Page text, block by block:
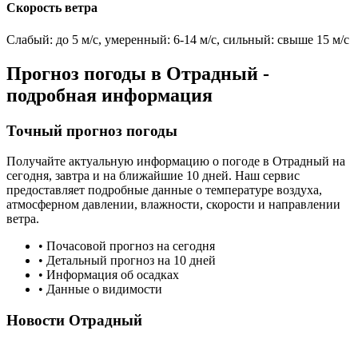
Скорость ветра
Слабый: до 5 м/с, умеренный: 6-14 м/с, сильный: свыше 15 м/с
Прогноз погоды в Отрадный -
подробная информация
Точный прогноз погоды
Получайте актуальную информацию о погоде в Отрадный на
сегодня, завтра и на ближайшие 10 дней. Наш сервис
предоставляет подробные данные о температуре воздуха,
атмосферном давлении, влажности, скорости и направлении
ветра.
• Почасовой прогноз на сегодня
• Детальный прогноз на 10 дней
• Информация об осадках
• Данные о видимости
Новости Отрадный